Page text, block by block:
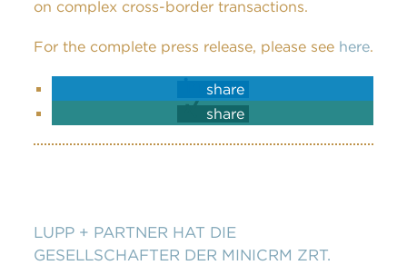
on complex cross-border transactions.
For the complete press release, please see here.
share
share
LUPP + PARTNER HAT DIE
GESELLSCHAFTER DER MINICRM ZRT.